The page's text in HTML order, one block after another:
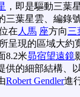
，即是驅動三葉
三葉星雲、編錄
在 人馬 座方向三
所呈現的區域大約
8.2米昴宿望遠鏡
供的細部結構、
Robert Gendler進